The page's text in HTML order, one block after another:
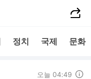
정치 국제 문화
오늘 04:49